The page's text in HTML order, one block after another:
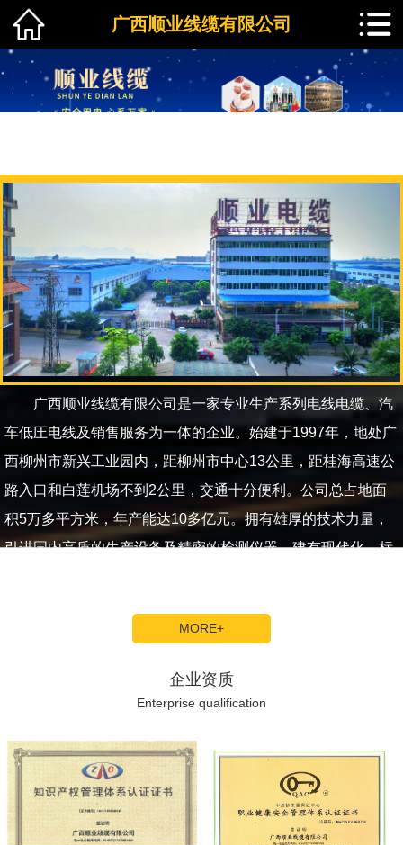
广西顺业线缆有限公司
1 2 3
广西顺业线缆有限公司是一家专业生产系列电线电缆、汽
车低圧电线及销售服务为一体的企业。始建于1997年，地处广
西柳州市新兴工业园内，距柳州市中心13公里，距桂海高速公
路入口和白莲机场不到2公里，交通十分便利。公司总占地面
积5万多平方米，年产能达10多亿元。拥有雄厚的技术力量，
引进国内高质的生产设备及精密的检测仪器，建有现代化、标
MORE+
企业资质
Enterprise qualification